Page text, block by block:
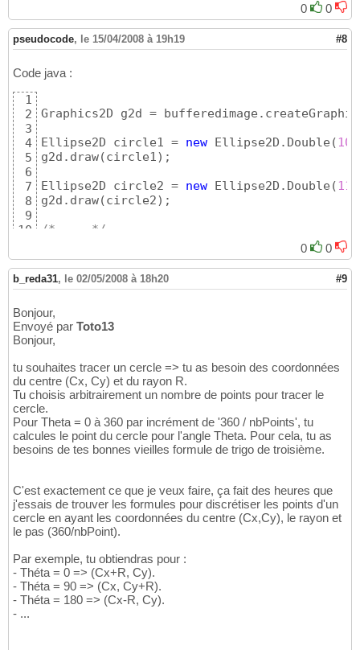
0
0
pseudocode, le 15/04/2008 à 19h19 #8
Code java :
1
2
3
4
5
6
7
8
9
10
Graphics2D g2d =
Ellipse2D circle1 = new Ellipse2D.Double (10
g2d.draw(circle1) ;
Ellipse2D circle2 = new Ellipse2D.Double (110
g2d.draw(circle2) ;
/* ... */
0 0
b_reda31, le 02/05/2008 à 18h20 #9
Bonjour,
Envoyé par Toto13
Bonjour,
tu souhaites tracer un cercle => tu as besoin des coordonnées
du centre (Cx, Cy) et du rayon R.
Tu choisis arbitrairement un nombre de points pour tracer le
cercle.
Pour Theta = 0 à 360 par incrément de '360 / nbPoints', tu
calcules le point du cercle pour l'angle Theta. Pour cela, tu as
besoins de tes bonnes vieilles formule de trigo de troisième.
C'est exactement ce que je veux faire, ça fait des heures que
j'essais de trouver les formules pour discrétiser les points d'un
cercle en ayant les coordonnées du centre (Cx,Cy), le rayon et
le pas (360/nbPoint).
Par exemple, tu obtiendras pour :
- Théta = 0 => (Cx+R, Cy).
- Théta = 90 => (Cx, Cy+R).
- Théta = 180 => (Cx-R, Cy).
- ...